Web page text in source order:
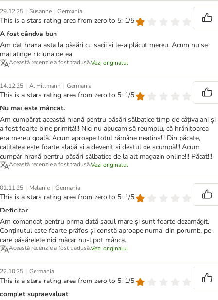
29.12.25 | Susanne | Germania
This is a stars rating area from zero to 5: 1/5
A fost cândva bun
Am dat hrana asta la păsări cu sacii și le-a plăcut mereu. Acum nu se
mai atinge niciuna de ea!
Această recenzie a fost tradusă.Vezi originalul
14.12.25 | A. Hillmann | Germania
This is a stars rating area from zero to 5: 1/5
Nu mai este mâncat.
Am cumpărat această hrană pentru păsări sălbatice timp de câțiva ani și
a fost foarte bine primită!!! Nici nu apucam să reumplu, că hrănitoarea
era mereu goală. Acum aproape totul rămâne neatins!!! Din păcate,
calitatea este foarte slabă și a devenit și destul de scumpă!!! Acum
cumpăr hrană pentru păsări sălbatice de la alt magazin online!!! Păcat!!!
Această recenzie a fost tradusă.Vezi originalul
01.11.25 | Melanie | Germania
This is a stars rating area from zero to 5: 1/5
Deficitar
Am comandat pentru prima dată sacul mare și sunt foarte dezamăgit.
Conținutul este foarte prăfos și constă aproape numai din porumb, pe
care păsărelele nici măcar nu-l pot mânca.
Această recenzie a fost tradusă.Vezi originalul
22.10.25 | Germania
This is a stars rating area from zero to 5: 1/5
complet supraevaluat